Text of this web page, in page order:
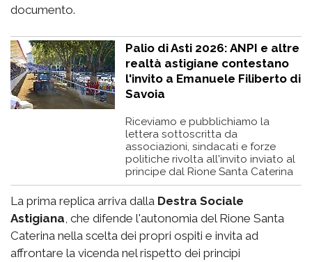
documento.
Palio di Asti 2026: ANPI e altre
realtà astigiane contestano
l'invito a Emanuele Filiberto di
Savoia
Riceviamo e pubblichiamo la
lettera sottoscritta da
associazioni, sindacati e forze
politiche rivolta all'invito inviato al
principe dal Rione Santa Caterina
La prima replica arriva dalla Destra Sociale
Astigiana , che difende l'autonomia del Rione Santa
Caterina nella scelta dei propri ospiti e invita ad
affrontare la vicenda nel rispetto dei principi